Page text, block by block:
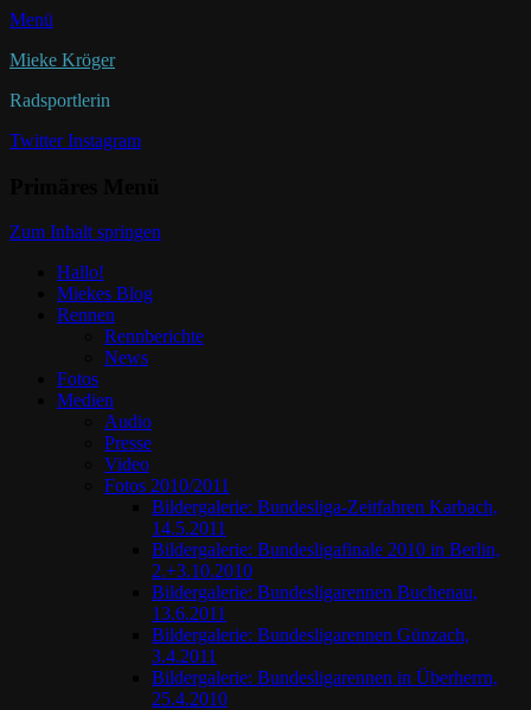
Menü
Mieke Kröger
Radsportlerin
Twitter Instagram
Zum Inhalt springen
Hallo!
Miekes Blog
Rennen
Rennberichte
News
Fotos
Medien
Audio
Presse
Video
Fotos 2010/2011
Bildergalerie: Bundesliga-Zeitfahren Karbach,
14.5.2011
Bildergalerie: Bundesligafinale 2010 in Berlin,
2.+3.10.2010
Bildergalerie: Bundesligarennen Buchenau,
13.6.2011
Bildergalerie: Bundesligarennen Günzach,
3.4.2011
Bildergalerie: Bundesligarennen in Überherrn,
25.4.2010